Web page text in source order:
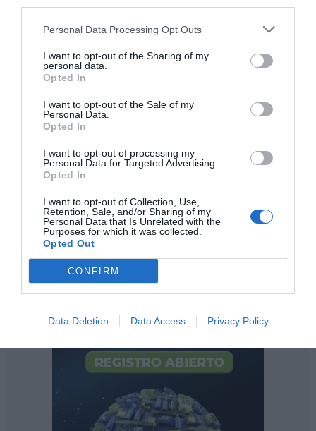
Personal Data Processing Opt Outs
I want to opt-out of the Sharing of my
personal data.
Opted In
I want to opt-out of the Sale of my
Personal Data.
Opted In
I want to opt-out of processing my
Personal Data for Targeted Advertising.
Opted In
I want to opt-out of Collection, Use,
Retention, Sale, and/or Sharing of my
Personal Data that Is Unrelated with the
Purposes for which it was collected.
Opted Out
CONFIRM
Data Deletion Data Access Privacy Policy
global. Para satisfacer las necesidades de los
consumidores en todo el mundo, todas las fragancias de
Este avance refleja el compromiso de CPL Aromas con
la inclusión, el abastecimiento ético y la transparencia,